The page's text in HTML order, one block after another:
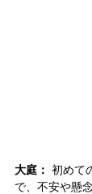
大庭： 初めて
で、不安や懸